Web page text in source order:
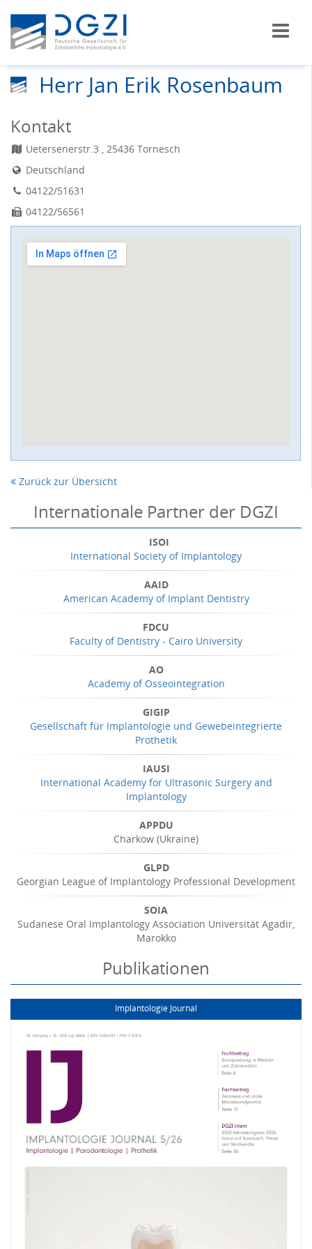
Herr Jan Erik Rosenbaum
Kontakt
Uetersenerstr.3 , 25436 Tornesch
Deutschland
04122/51631
04122/56561
Zurück zur Übersicht
Internationale Partner der DGZI
ISOI
International Society of Implantology
AAID
American Academy of Implant Dentistry
FDCU
Faculty of Dentistry - Cairo University
AO
Academy of Osseointegration
GIGIP
Gesellschaft für Implantologie und Gewebeintegrierte
Prothetik
IAUSI
International Academy for Ultrasonic Surgery and
Implantology
APPDU
Charkow (Ukraine)
GLPD
Georgian League of Implantology Professional Development
SOIA
Sudanese Oral Implantology Association Universität Agadir,
Marokko
Publikationen
Implantologie Journal